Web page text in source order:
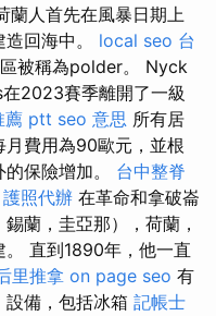
蘭人首先在風暴日期上
回海中。 local seo 台
被稱為polder。 Nyck
2023賽季離開了一級
薦 ptt seo 意思 所有居
費用為90歐元，並根
保險增加。 台中整脊
護照代辦 在革命和拿破崙
蘭，圭亞那），荷蘭，
直到1890年，他一直
里推拿 on page seo 有
備，包括冰箱 記帳士